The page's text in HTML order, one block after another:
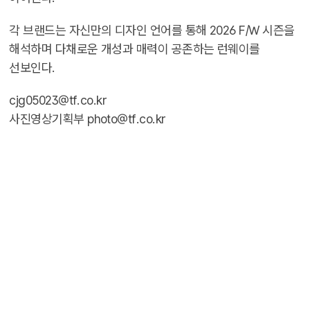
각 브랜드는 자신만의 디자인 언어를 통해 2026 F/W 시즌을
해석하며 다채로운 개성과 매력이 공존하는 런웨이를
선보인다.
cjg05023@tf.co.kr
사진영상기획부 photo@tf.co.kr